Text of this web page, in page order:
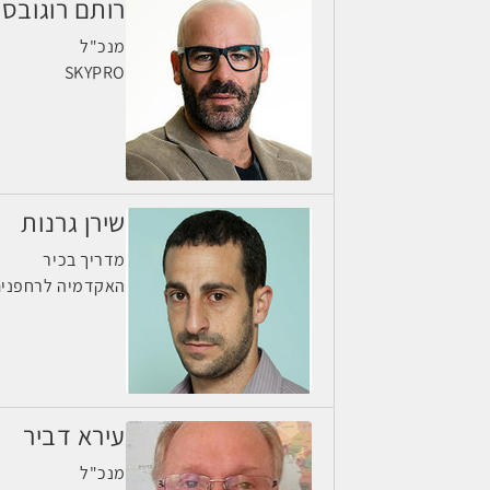
רותם
מנכ"ל
SKYPRO
שירן גרנות
מדריך בכיר
האקדמיה
עירא דביר
מנכ"ל